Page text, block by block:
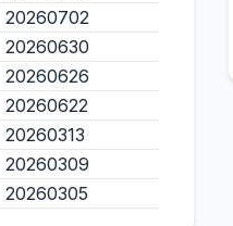
20260702
20260630
20260626
20260622
20260313
20260309
20260305